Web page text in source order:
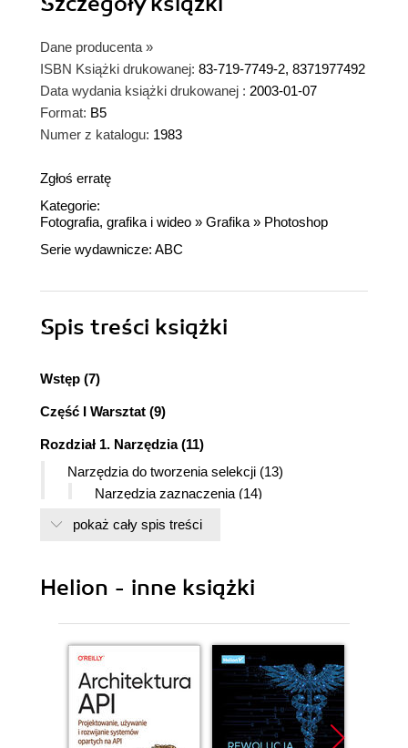
Dane producenta »
ISBN Książki drukowanej: 83-719-7749-2, 8371977492
Data wydania książki drukowanej : 2003-01-07
Format: B5
Numer z katalogu: 1983
Zgłoś erratę
Kategorie:
Fotografia, grafika i wideo » Grafika » Photoshop
Serie wydawnicze: ABC
Spis treści książki
Wstęp (7)
Część I Warsztat (9)
Rozdział 1. Narzędzia (11)
Narzędzia do tworzenia selekcji (13)
Narzędzia zaznaczenia (14)
Narzędzie Move (15)
Narzędzie Lasso (16)
Narzędzie Crop (18)
Narzędzia odcinania (20)
Narzędzia malarskie i edycyjne (20)
Narzędzie Pędzel (22)
Narzędzie Pencil (26)
Narzędzie Clone Stamp (27)
Narzędzie Pattern Stamp (28)
Narzędzia Healing Brush oraz Patch (30)
pokaż cały spis treści
Helion - inne książki